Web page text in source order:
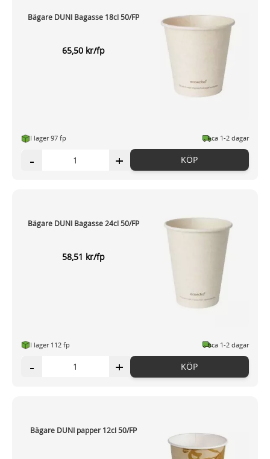
Bägare DUNI Bagasse 18cl 50/FP
65,50 kr/fp
I lager 97 fp ca 1-2 dagar
- + KÖP
Bägare DUNI Bagasse 24cl 50/FP
58,51 kr/fp
I lager 112 fp ca 1-2 dagar
- + KÖP
Bägare DUNI papper 12cl 50/FP